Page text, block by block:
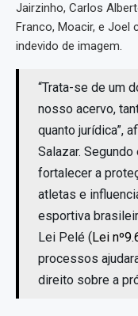
Jairzinho, Carlos
Franco, Moacir, e Joel
indevido de imagem.
“Trata-se de um
nosso acervo,
quanto jurídica”,
Salazar.
fortalecer a
atletas e
esportiva
Lei Pelé (Lei
processos
direito sobre a